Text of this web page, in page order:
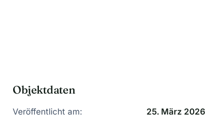
Objektdaten
Veröffentlicht am: 25. März 2026